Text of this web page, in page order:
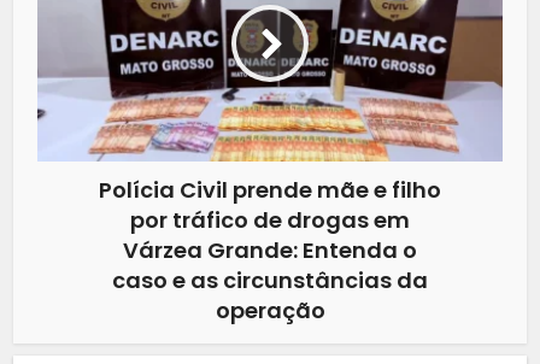
Polícia Civil prende mãe e filho
por tráfico de drogas em
Várzea Grande: Entenda o
caso e as circunstâncias da
operação